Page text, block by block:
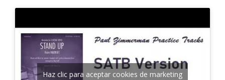
Haz clic para aceptar cookies de marketing